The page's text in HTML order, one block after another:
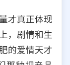
才真正体现
，剧情和生
的爱情天才